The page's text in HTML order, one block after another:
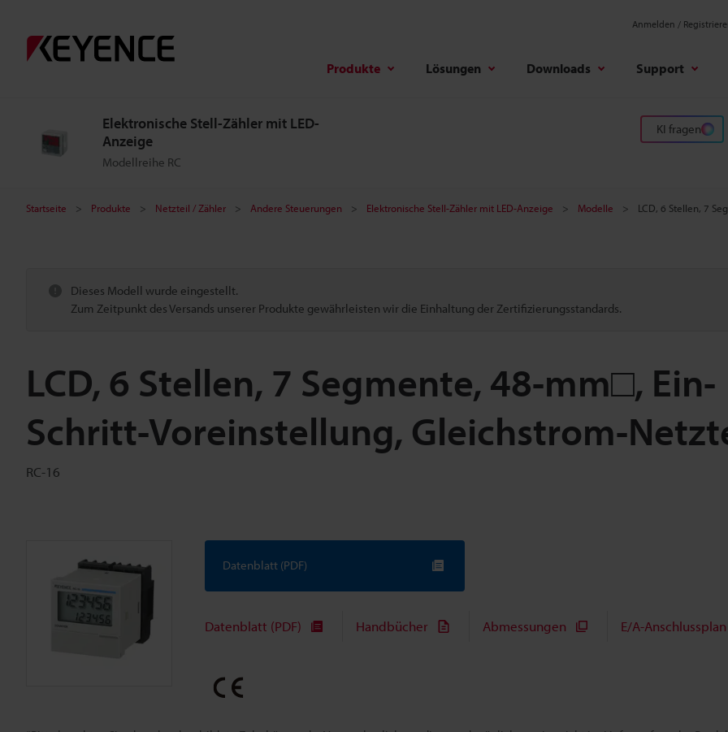
Anmelden /
Produkte Lösungen Downloads Support
Elektronische Stell-Zähler mit LED-
Anzeige
Modellreihe RC
KI fragen
Startseite Produkte Netzteil / Zähler Andere Steuerungen Elektronische Stell-Zähler mit LED-Anzeige Modelle LCD, 6 Stellen, 7
Dieses Modell wurde eingestellt.
Zum Zeitpunkt des Versands unserer Produkte gewährleisten wir die Einhaltung der Zertifizierungsstandards.
LCD, 6 Stellen, 7 Segmente, 48-mm□, Ein-
Schritt-Voreinstellung, Gleichstrom-
RC-16
Datenblatt (PDF)
Datenblatt (PDF) Handbücher Abmessungen E/A-Anschlussplan